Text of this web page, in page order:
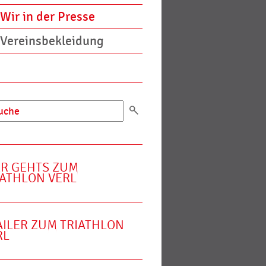
Wir in der Presse
Vereinsbekleidung
GEHTS ZUM
VERL
ZUM TRIATHLON